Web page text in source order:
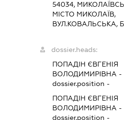
54034,
МІСТО МИКОЛАЇВ,
ВУЛ.КОВАЛЬСЬКА,
dossier.heads:
ПОПАДІН ЄВГЕНІЯ
ВОЛОДИМИРІВНА -
dossier.position -
ПОПАДІН ЄВГЕНІЯ
ВОЛОДИМИРІВНА -
dossier.position -